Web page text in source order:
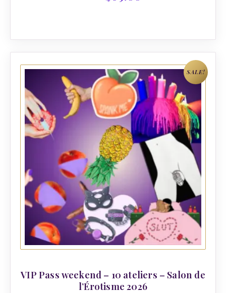
SALE!
VIP Pass weekend – 10 ateliers – Salon de
l’Érotisme 2026